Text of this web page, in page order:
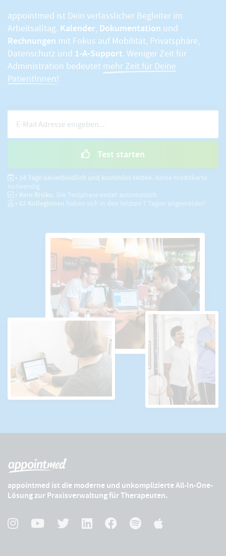
appointmed ist Dein verlässlicher Begleiter im
Arbeitsalltag. Kalender, Dokumentation und
Rechnungen mit Fokus auf Mobilität, Privatsphäre,
Datenschutz und 1-A-Support. Weniger Zeit für
Administration bedeutet mehr Zeit für Deine
PatientInnen!
Test starten
• 14 Tage unverbindlich und kostenlos testen. Keine Kreditkarte
notwendig.
• Kein Risiko. Die Testphase endet automatisch.
• 62 KollegInnen haben sich in den letzten 7 Tagen angemeldet!
appointmed ist die moderne und unkomplizierte All-In-One-
Lösung zur Praxisverwaltung für Therapeuten.